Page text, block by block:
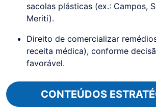
sacolas plásticas (ex.: Campos,
Meriti).
Direito de comercializar
receita médica), conforme
favorável.
CONTEÚDOS